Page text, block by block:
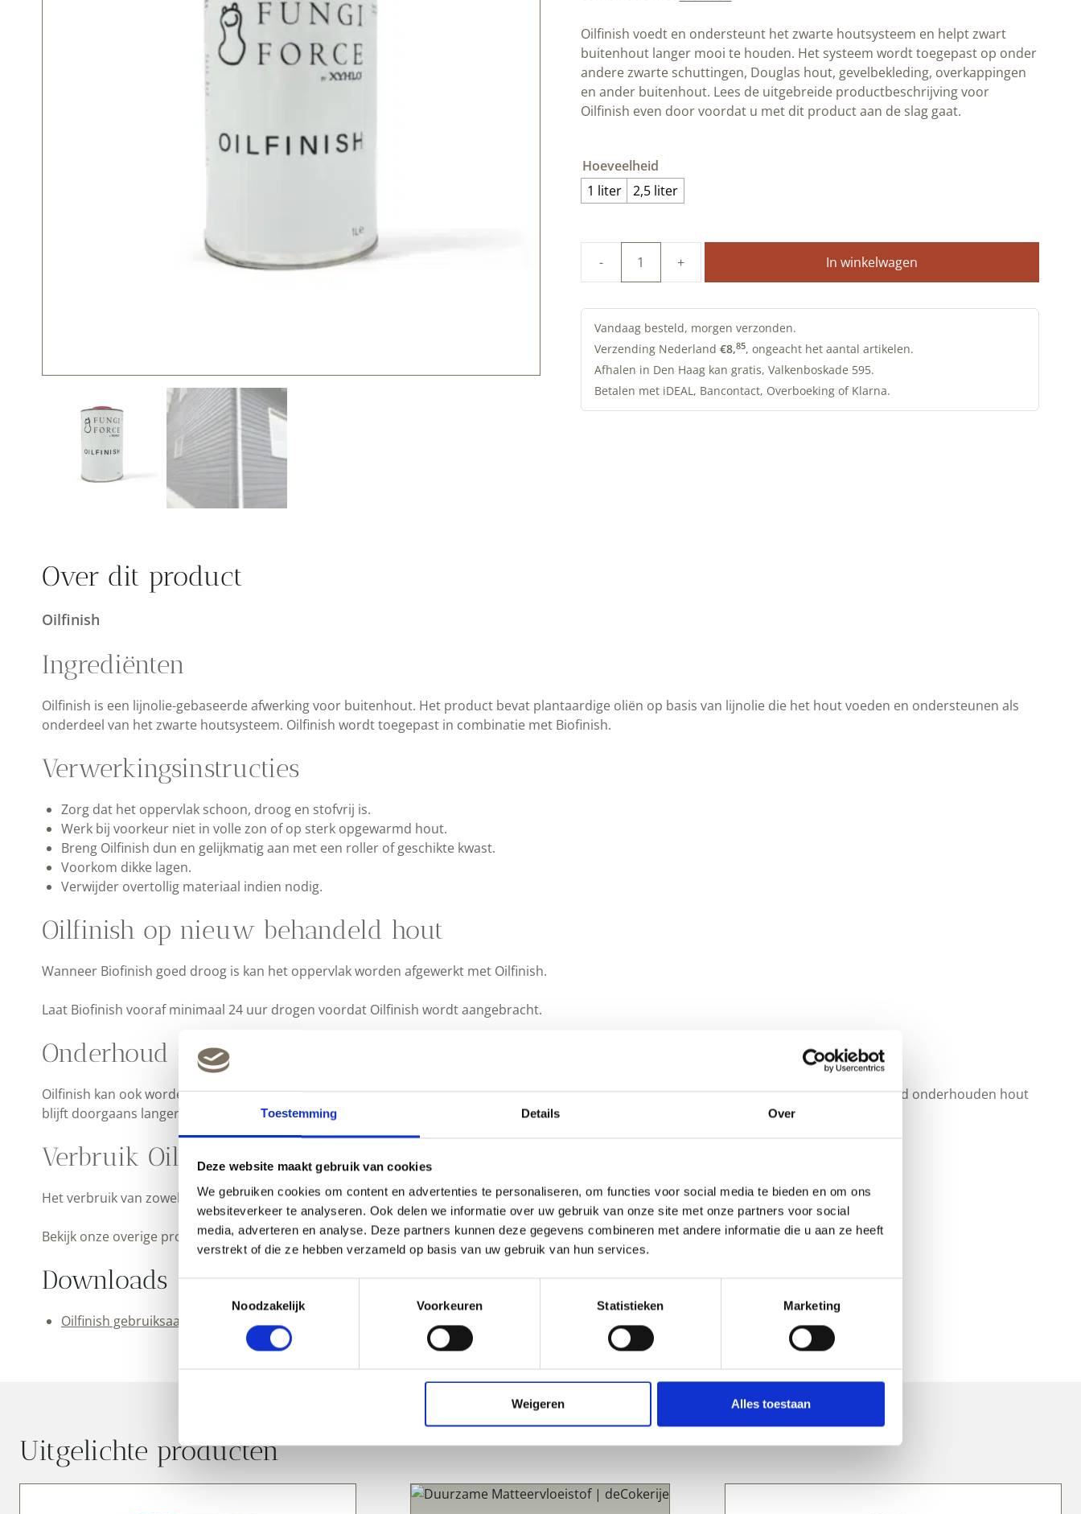
Toestemming Details Over
Deze website maakt gebruik van cookies
We gebruiken cookies om content en advertenties te personaliseren, om functies voor social media te bieden en om ons
websiteverkeer te analyseren. Ook delen we informatie over uw gebruik van onze site met onze partners voor social
media, adverteren en analyse. Deze partners kunnen deze gegevens combineren met andere informatie die u aan ze heeft
verstrekt of die ze hebben verzameld op basis van uw gebruik van hun services.
Noodzakelijk
Voorkeuren Statistieken Marketing
Weigeren Alles toestaan
Oilfinish voedt en ondersteunt het zwarte houtsysteem en helpt zwart
buitenhout langer mooi te houden. Het systeem wordt toegepast op onder
andere zwarte schuttingen, Douglas hout, gevelbekleding, overkappingen
en ander buitenhout. Lees de uitgebreide productbeschrijving voor
Oilfinish even door voordat u met dit product aan de slag gaat.
Hoeveelheid
1 liter
2,5 liter
Duurzame
|
deCokerije
aantal
In winkelwagen
Vandaag besteld, morgen verzonden.
Verzending Nederland €8,85, ongeacht het aantal artikelen.
Afhalen in Den Haag kan gratis, Valkenboskade 595.
Betalen met iDEAL, Bancontact, Overboeking of Klarna.
Over dit product
Oilfinish
Ingrediënten
Oilfinish is een lijnolie-gebaseerde afwerking voor buitenhout. Het product bevat plantaardige oliën op basis van lijnolie die het hout voeden en ondersteunen als
onderdeel van het zwarte houtsysteem. Oilfinish wordt toegepast in combinatie met Biofinish.
Verwerkingsinstructies
Zorg dat het oppervlak schoon, droog en stofvrij is.
Werk bij voorkeur niet in volle zon of op sterk opgewarmd hout.
Breng Oilfinish dun en gelijkmatig aan met een roller of geschikte kwast.
Voorkom dikke lagen.
Verwijder overtollig materiaal indien nodig.
Oilfinish op nieuw behandeld hout
Wanneer Biofinish goed droog is kan het oppervlak worden afgewerkt met Oilfinish.
Laat Biofinish vooraf minimaal 24 uur drogen voordat Oilfinish wordt aangebracht.
Onderhoud met Oilfinish
Oilfinish kan ook worden gebruikt voor periodiek onderhoud van zwart buitenhout dat eerder met het Fungi Force systeem behandeld is. Goed onderhouden hout
blijft doorgaans langer mooi egaal zwart ogen.
Verbruik Oilfinish
Het verbruik van zowel Oilfinish als Biofinish ligt rond de 6 tot 10 m2 per liter
Bekijk onze overige producten vandeCokerije .
Downloads
Oilfinish gebruiksaanwijzing (pdf)
Uitgelichte producten